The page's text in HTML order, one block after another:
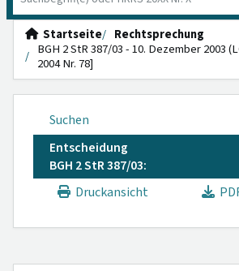
Startseite
Rechtsprechung
BGH 2 StR 387/03 - 10. Dezember 2003
2004 Nr. 78]
Suchen
Entscheidung
BGH 2 StR 387/03:
Druckansicht